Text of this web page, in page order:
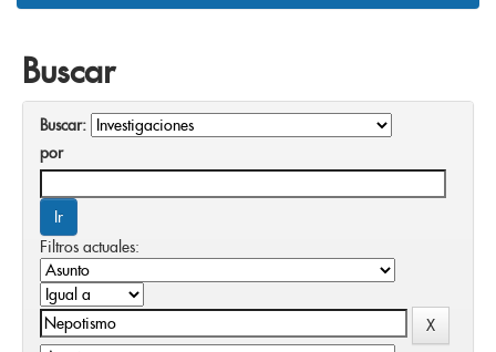
Buscar
Buscar:
por
Filtros actuales: